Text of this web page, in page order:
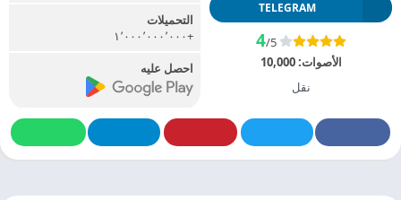
TELEGRAM
4/5
الأصوات:10,000
نقل
التحميلات
+١٬٠٠٠٬٠٠٠٬٠٠٠
احصل عليه